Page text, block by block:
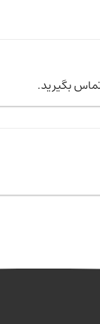
تماس بگیرید.